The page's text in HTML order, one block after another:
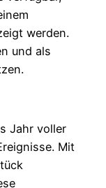
werden.
und als
Jahr voller
Mit